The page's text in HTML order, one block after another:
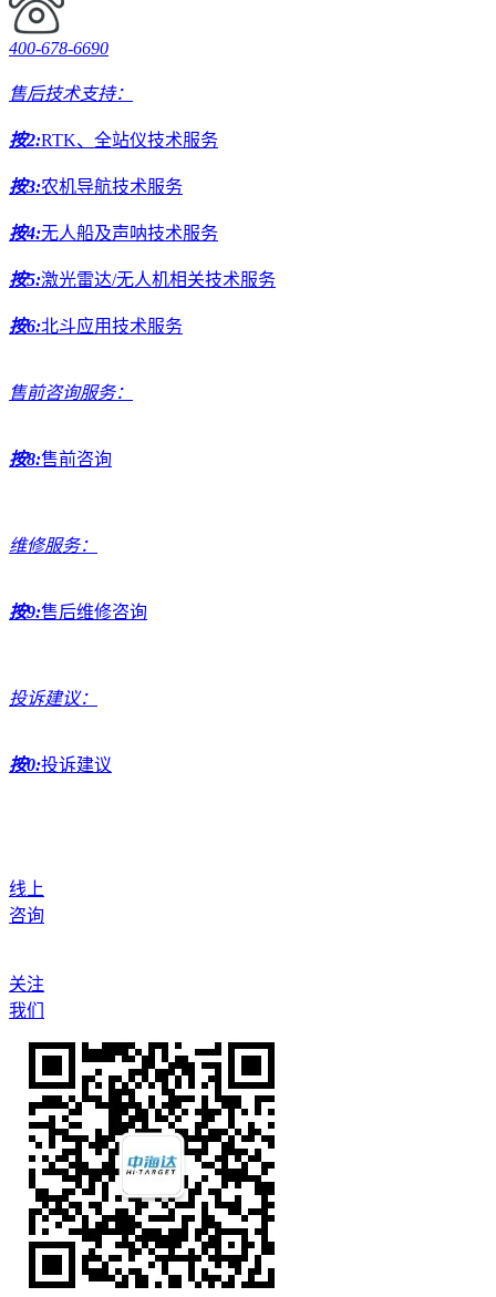
400-678-6690
售后技术支持：
按2:RTK、全站仪技术服务
按3:农机导航技术服务
按4:无人船及声呐技术服务
按5:激光雷达/无人机相关技术服务
按6:北斗应用技术服务
售前咨询服务：
按8:售前咨询
维修服务：
按9:售后维修咨询
投诉建议：
按0:投诉建议
线上
咨询
关注
我们